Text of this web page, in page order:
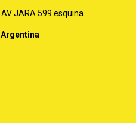
JARA 599 esquina